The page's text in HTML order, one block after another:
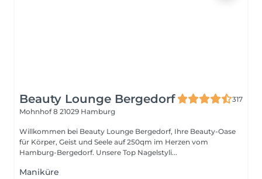
Beauty Lounge Bergedorf
317
Mohnhof 8 21029 Hamburg
Willkommen bei Beauty Lounge Bergedorf, Ihre Beauty-Oase
für Körper, Geist und Seele auf 250qm im Herzen vom
Hamburg-Bergedorf. Unsere Top Nagelstyli...
Maniküre